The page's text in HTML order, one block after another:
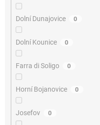
Dolní Dunajovice 0
Dolní Kounice 0
Farra di Soligo 0
Horní Bojanovice 0
Josefov 0